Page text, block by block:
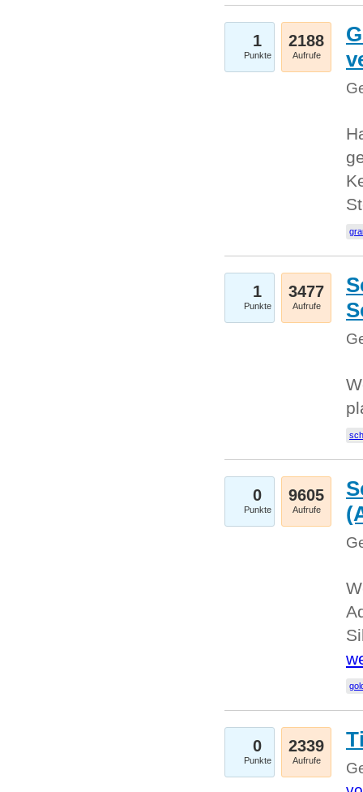
1
Punkte
2188
Aufrufe
1
Punkte
3477
Aufrufe
0
Punkte
9605
Aufrufe
0
Punkte
2339
Aufrufe